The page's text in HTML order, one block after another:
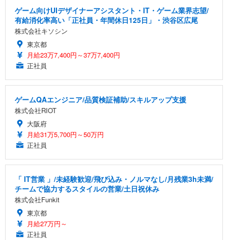
ゲーム向けUIデザイナーアシスタント・IT・ゲーム業界志望/
有給消化率高い「正社員・年間休日125日」・渋谷区広尾
株式会社キソシン
東京都
月給23万7,400円～37万7,400円
正社員
ゲームQAエンジニア/品質検証補助/スキルアップ支援
株式会社RIOT
大阪府
月給31万5,700円～50万円
正社員
「 IT営業 」/未経験歓迎/飛び込み・ノルマなし/月残業3h未満/
チームで協力するスタイルの営業/土日祝休み
株式会社Funkit
東京都
月給27万円～
正社員